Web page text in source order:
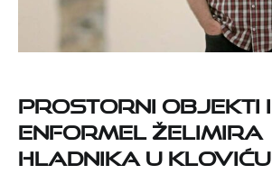
Prostorni objekti i
enformel Želimira
Hladnika u Kloviću